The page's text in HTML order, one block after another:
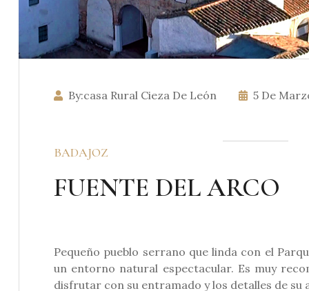
By:casa Rural Cieza De León 5 De
BADAJOZ
FUENTE DEL ARCO
Pequeño pueblo serrano que linda con el
un entorno natural espectacular. Es muy
disfrutar con su entramado y los detalles de su